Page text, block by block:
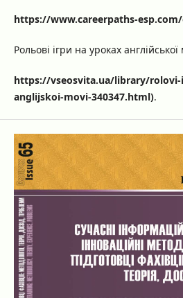
https://www.careerpaths-
Рольові ігри на уроках
https://vseosvita.ua/library/
anglijskoi-movi-340347.html).